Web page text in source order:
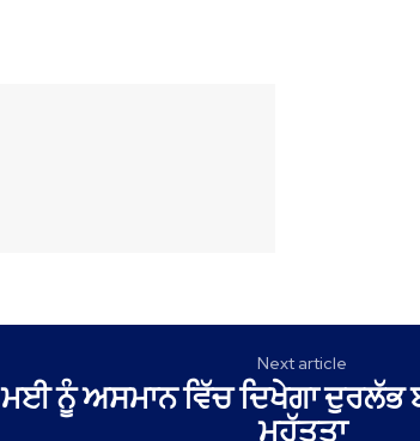
Next article
ਮਈ ਨੂੰ ਅਸਮਾਨ ਵਿੱਚ ਦਿਖੇਗਾ ਦੁਰਲੱਭ
ਮਹੱਤਤਾ